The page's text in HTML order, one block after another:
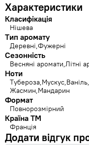
Характеристики
Класифікація
Нішева
Тип аромату
Деревні Фужерні
Сезонність
Весняні аромати Літні
Ноти
Тубероза Мускус Ваніль
Жасмин Мандарин
Формат
Повнорозмірний
Країна ТМ
Франція
Додати відгук